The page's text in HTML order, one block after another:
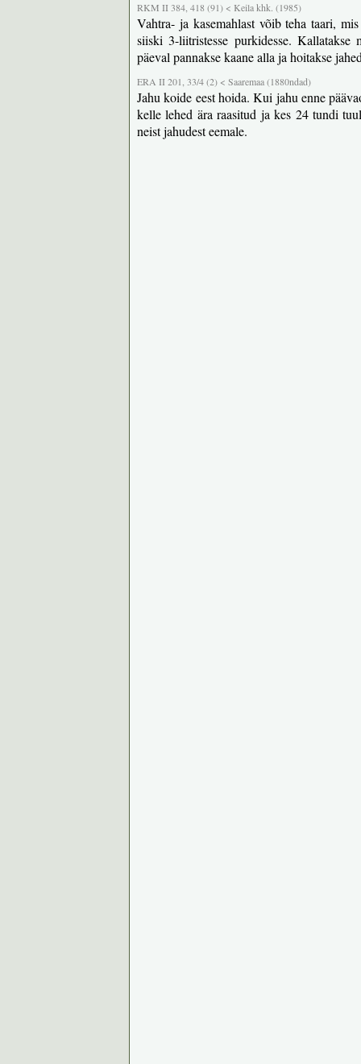
RKM II 384, 418 (91) < Keila khk. (1985)
Vahtra- ja kasemahlast võib teha taari,
siiski 3-liitristesse purkidesse. Kallatakse
päeval pannakse kaane alla ja hoitakse
ERA II 201, 33/4 (2) < Saaremaa (1880ndad)
Jahu koide eest hoida. Kui jahu enne
kelle lehed ära raasitud ja kes 24 tundi
neist jahudest eemale.